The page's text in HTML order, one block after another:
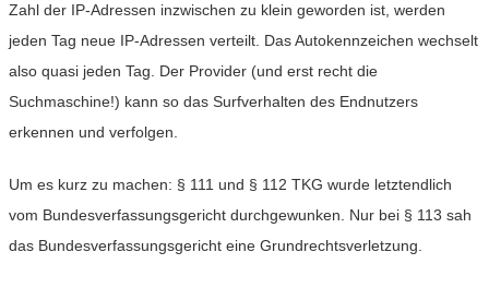
Zahl der IP-Adressen inzwischen zu klein geworden ist, werden
jeden Tag neue IP-Adressen verteilt. Das Autokennzeichen wechselt
also quasi jeden Tag. Der Provider (und erst recht die
Suchmaschine!) kann so das Surfverhalten des Endnutzers
erkennen und verfolgen.
Um es kurz zu machen: § 111 und § 112 TKG wurde letztendlich
vom Bundesverfassungsgericht durchgewunken. Nur bei § 113 sah
das Bundesverfassungsgericht eine Grundrechtsverletzung.